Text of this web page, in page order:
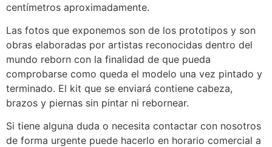
centímetros aproximadamente.
Las fotos que exponemos son de los prototipos y son
obras elaboradas por artistas reconocidas dentro del
mundo reborn con la finalidad de que pueda
comprobarse como queda el modelo una vez pintado y
terminado. El kit que se enviará contiene cabeza,
brazos y piernas sin pintar ni rebornear.
Si tiene alguna duda o necesita contactar con nosotros
de forma urgente puede hacerlo en horario comercial a